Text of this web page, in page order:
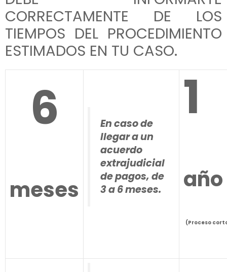
CORRECTAMENTE DE LOS
TIEMPOS DEL PROCEDIMIENTO
ESTIMADOS EN TU CASO.
6
meses
En caso de
llegar a un
acuerdo
extrajudicial
de pagos,de
3 a 6 meses.
1
año
(Proceso